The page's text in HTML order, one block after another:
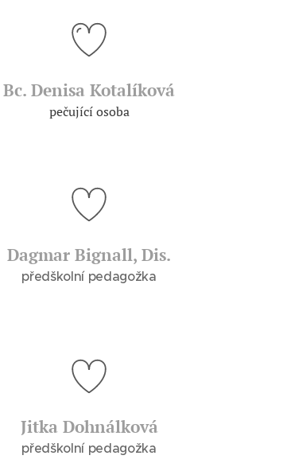
Bc. Denisa Kotalíková
pečující osoba
Dagmar Bignall, Dis.
předškolní pedagožka
Jitka Dohnálková
předškolní pedagožka